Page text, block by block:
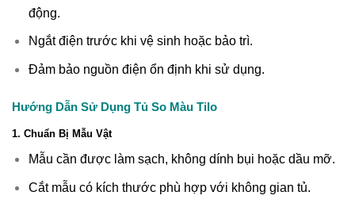
động.
Ngắt điện trước khi vệ sinh hoặc bảo trì.
Đảm bảo nguồn điện ổn định khi sử dụng.
Hướng Dẫn Sử Dụng Tủ So Màu Tilo
1. Chuẩn Bị Mẫu Vật
Mẫu cần được làm sạch, không dính bụi hoặc dầu mỡ.
Cắt mẫu có kích thước phù hợp với không gian tủ.